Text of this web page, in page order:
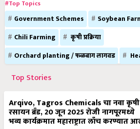
#Top Topics
Government Schemes Soybean
Chili Farming
कृषी प्रक्रिया
Orchard planting / फळबाग लागवड
Top Stories
Arqivo, Tagros Chemicals चा नवा कृषी
रसायन ब्रँड, 20 जून 2025 रोजी नागपूरमध्ये
भव्य कार्यक्रमात महाराष्ट्रात लाँच करण्यात